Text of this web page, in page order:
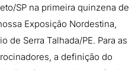
SP na primeira quinzena de
Exposição Nordestina,
de Serra Talhada/PE. Para as
a definição do